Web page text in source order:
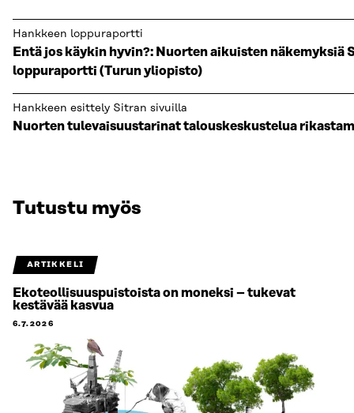
Hankkeen loppuraportti
Entä jos käykin hyvin?: Nuorten aikuisten
loppuraportti (Turun yliopisto)
Hankkeen esittely Sitran sivuilla
Nuorten tulevaisuustarinat talouskeskustelua
Tutustu myös
ARTIKKELI
Ekoteollisuuspuistoista on moneksi – tukevat
kestävää kasvua
6.7.2026